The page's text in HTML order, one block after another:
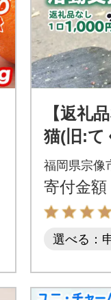
【返礼
猫(旧:て
ねこ)」
支援【
18
福岡県宗像
寄付金額
選べる：